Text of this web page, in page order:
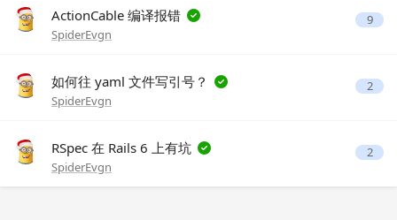
ActionCable 编译报错
SpiderEvgn
9
如何往 yaml 文件写引号？
SpiderEvgn
2
RSpec 在 Rails 6 上有坑
SpiderEvgn
2